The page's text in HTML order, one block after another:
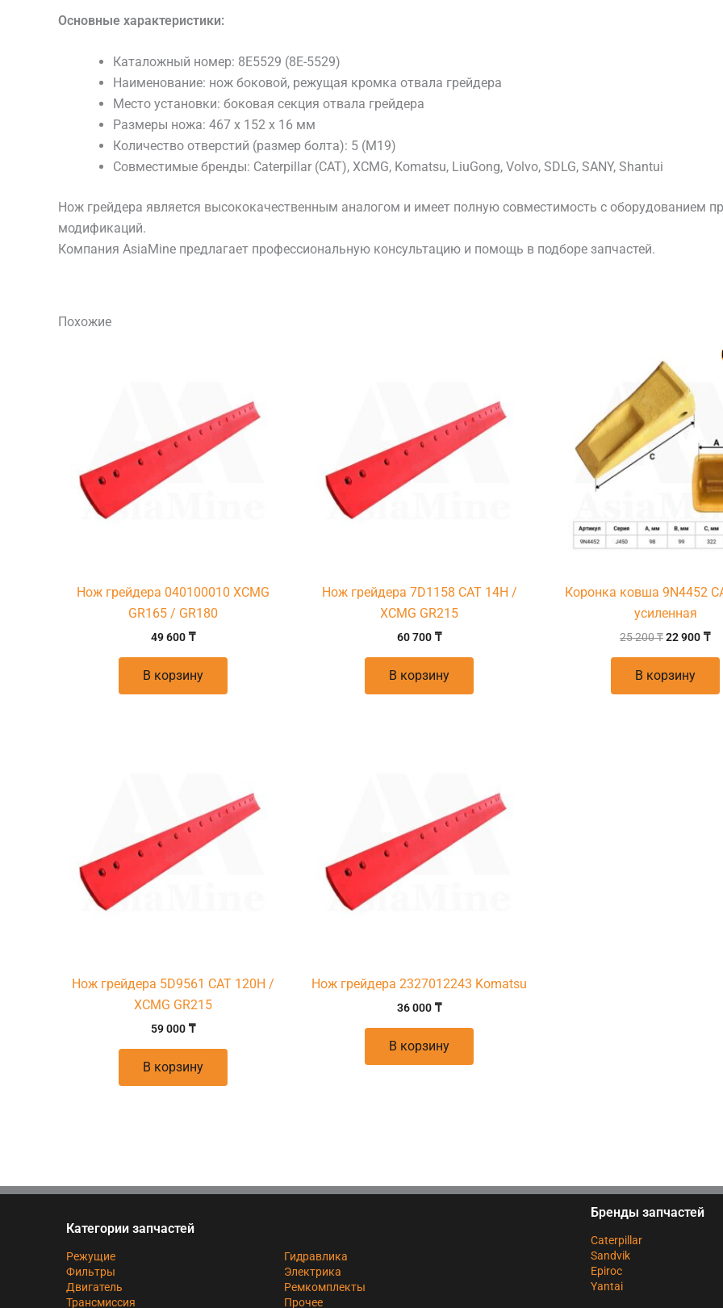
Основные характеристики:
Каталожный номер: 8E5529 (8E-5529)
Наименование: нож боковой, режущая кромка отвала грейдера
Место установки: боковая секция отвала грейдера
Размеры ножа: 467 x 152 x 16 мм
Количество отверстий (размер болта): 5 (М19)
Совместимые бренды: Caterpillar (CAT), XCMG, Komatsu, LiuGong, Volvo, SDLG, SANY, Shantui
Нож грейдера является высококачественным аналогом и имеет полную совместимость с оборудованием
модификаций.
Компания AsiaMine предлагает профессиональную консультацию и помощь в подборе запчастей.
Похожие
Нож грейдера 040100010 XCMG
GR165 / GR180
49 600 ₸
В корзину
Нож грейдера 7D1158 CAT 14H /
XCMG GR215
60 700 ₸
В корзину
Коронка ковша 9N4452
усиленная
25 200₸
цена
составляла
25
200 ₸.
22 900 ₸
В корзину
Нож грейдера 5D9561 CAT 120H /
XCMG GR215
59 000 ₸
В корзину
Нож грейдера 2327012243 Komatsu
36 000 ₸
В корзину
Категории запчастей
Режущие
Фильтры
Двигатель
Трансмиссия
Гидравлика
Электрика
Ремкомплекты
Прочее
Бренды запчастей
Caterpillar
Sandvik
Epiroc
Yantai